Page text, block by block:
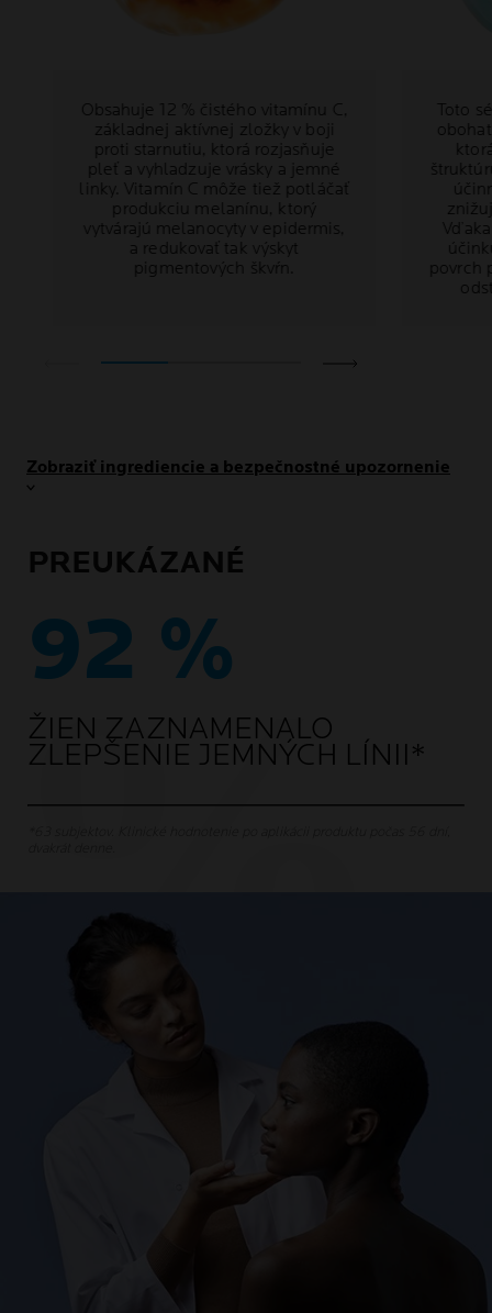
Obsahuje 12 % čistého vitamínu C,
základnej aktívnej zložky v boji
proti starnutiu, ktorá rozjasňuje
pleť a vyhladzuje vrásky a jemné
linky. Vitamín C môže tiež potláčať
produkciu melanínu, ktorý
vytvárajú melanocyty v epidermis,
a redukovať tak výskyt
pigmentových škvŕn.
Toto
povrch
Zobraziť ingrediencie a bezpečnostné upozornenie
PREUKÁZANÉ
92 %
ŽIEN ZAZNAMENALO
ZLEPŠENIE JEMNÝCH LÍNII*